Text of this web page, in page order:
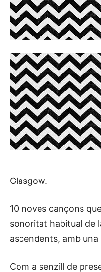
Glasgow.
10 noves cançons
sonoritat habitual de
ascendents, amb
Com a senzill de